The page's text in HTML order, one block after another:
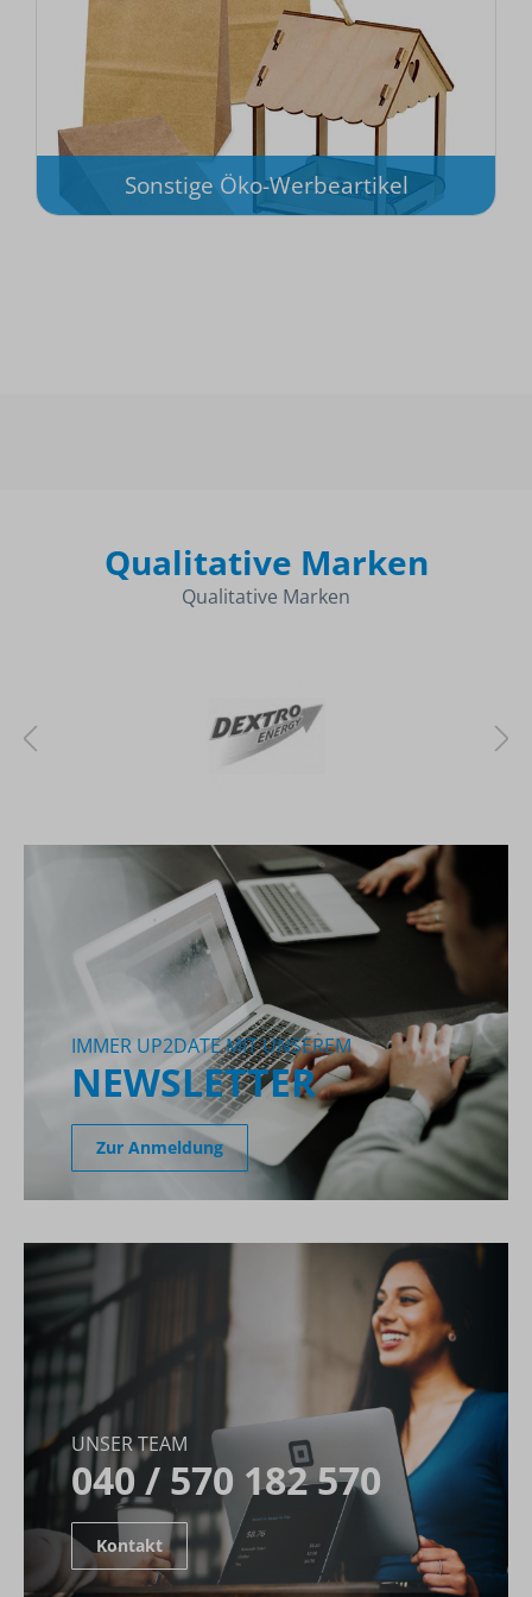
Sonstige Öko-Werbeartikel
Qualitative Marken
Qualitative Marken
IMMER UP2DATE MIT UNSEREM
NEWSLETTER
Zur Anmeldung
UNSER TEAM
040 / 570 182 570
Kontakt